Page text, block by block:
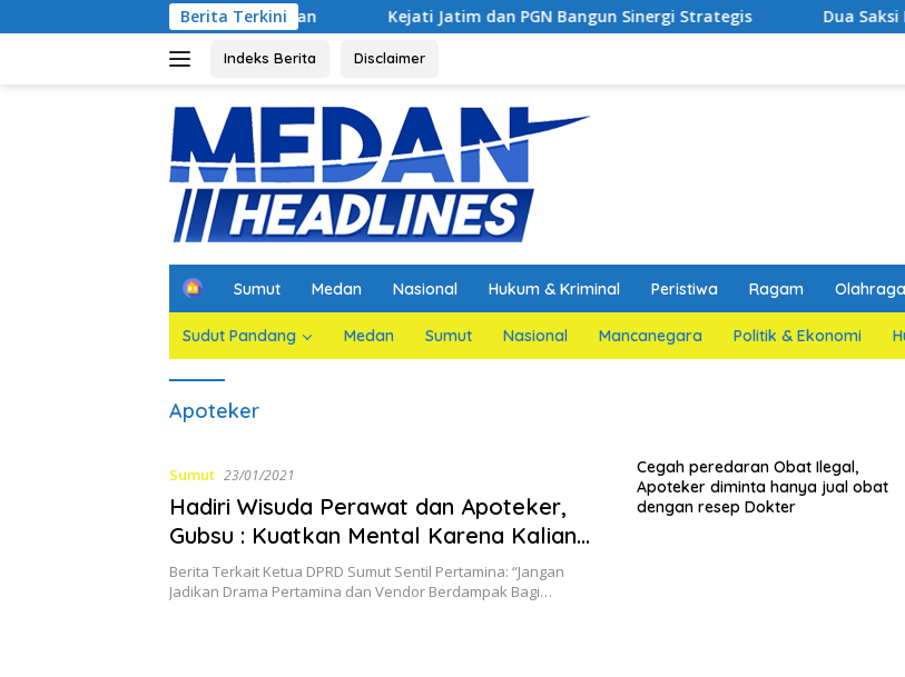
ke
Berita Terkini
Jaksa Agar Dihadirkan Kejati Jatim dan PGN Bangun Sinergi Strategis Dua Saksi Kunci Ungkap
Indeks Berita Disclaimer
H
m
e
Sumut Medan Nasional Hukum & Kriminal Peristiwa Ragam Olahraga
Sudut Pandang Medan Sumut Nasional Mancanegara Politik & Ekonomi
Apoteker
Sumut 23/01/2021
Hadiri Wisuda Perawat dan Apoteker,
Gubsu : Kuatkan Mental Karena Kalian
Sangat Dibutuhkan
Berita Terkait Ketua DPRD Sumut Sentil Pertamina: “Jangan
Jadikan Drama Pertamina dan Vendor Berdampak Bagi…
Cegah peredaran Obat Ilegal,
Apoteker diminta hanya jual obat
dengan resep Dokter